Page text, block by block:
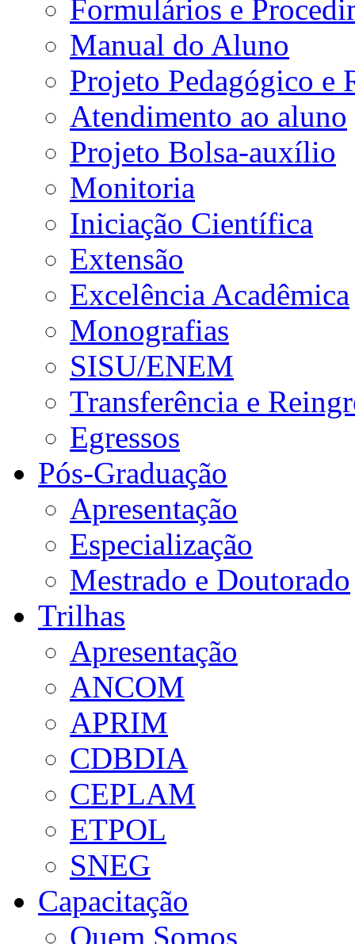
Formulários e
Manual do Aluno
Projeto Pedagógico e
Atendimento ao aluno
Projeto Bolsa-auxílio
Monitoria
Iniciação Científica
Extensão
Excelência Acadêmica
Monografias
SISU/ENEM
Transferência e
Egressos
Pós-Graduação
Apresentação
Especialização
Mestrado e Doutorado
Trilhas
Apresentação
ANCOM
APRIM
CDBDIA
CEPLAM
ETPOL
SNEG
Capacitação
Quem Somos